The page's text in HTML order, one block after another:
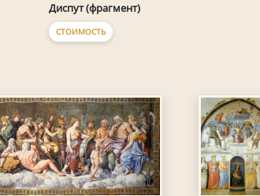
Диспут (фрагмент)
СТОИМОСТЬ